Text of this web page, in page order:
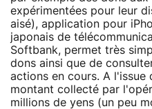
expérimentées pour leur
aisé), application pour
japonais de
Softbank, permet très
dons ainsi que de
actions en cours. A l'issue
montant collecté par
millions de yens (un peu